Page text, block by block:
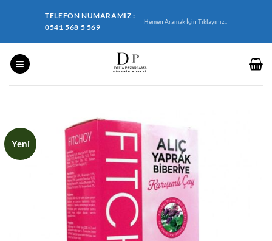
TELEFON NUMARAMIZ :
0541 568 5 569
Hemen Aramak İçin Tıklayınız..
Yeni